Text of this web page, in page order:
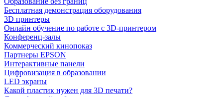
Бесплатная демонстрация оборудования
3D принтеры
Онлайн обучение по работе с 3D-принтером
Конференц-залы
Коммерческий кинопоказ
Партнеры EPSON
Интерактивные панели
Цифровизация в образовании
LED экраны
Какой пластик нужен для 3D печати?